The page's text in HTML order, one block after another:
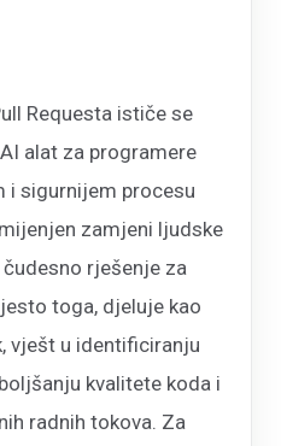
Requesta ističe se
alat za programere
i sigurnijem procesu
zamjeni ljudske
rješenje za
toga, djeluje kao
vješt u identificiranju
kvalitete koda i
radnih tokova. Za